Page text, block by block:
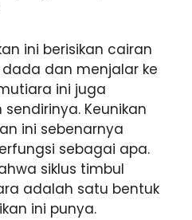
ini berisikan cairan
dan menjalar ke
ini juga
Keunikan
ini sebenarnya
sebagai apa.
siklus timbul
adalah satu bentuk
ini punya.